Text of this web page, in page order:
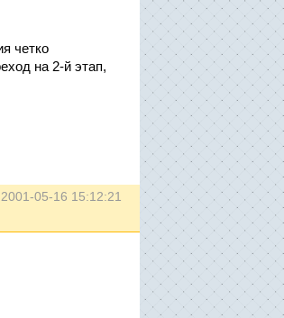
четко
на 2-й этап,
2001-05-16 15:12:21